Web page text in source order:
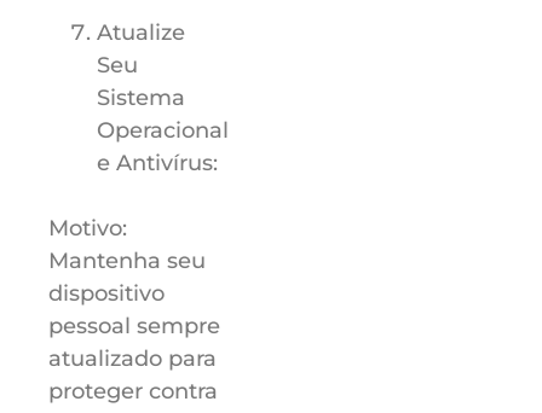
Atualize
Seu
Sistema
Operacional
e Antivírus:
Motivo:
Mantenha seu
dispositivo
pessoal sempre
atualizado para
proteger contra